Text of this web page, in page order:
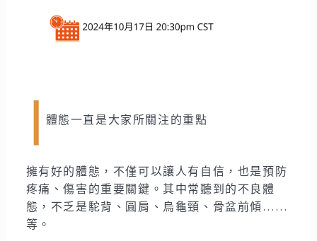
體態一直是大家所關注的重點
擁有好的體態，不僅可以讓人有自信，也是預防
疼痛、傷害的重要關鍵。其中常聽到的不良體
態，不乏是駝背、圓肩、烏龜頸、骨盆前傾……
等。